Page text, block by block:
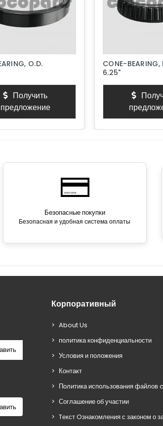
O.D.
Получить
предложение
CONE-BEARING,
6.25"
Безопасные покупки
Безопасная и удобная система оплаты
Корпоративный
About Us
политика конфиденциальности
Условия и положения
Контакт
Политика использования файлов
Соглашение об участии
Tекст Oзнакомления с законом о